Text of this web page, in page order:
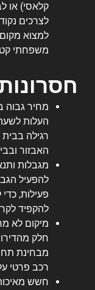
קלאסי) או
לצרכים
למצוא מקום
משפחתי
מחיר גבוה
העלות
רגילה
האבזור
מגבלות
להפעיל
פעילות,
להקפיד
מיקום לא
חלק
מבחינת
רכב פרטי
חשש